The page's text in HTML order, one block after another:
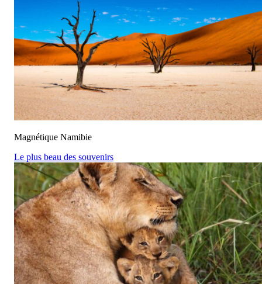
Magnétique Namibie
Le plus beau des souvenirs